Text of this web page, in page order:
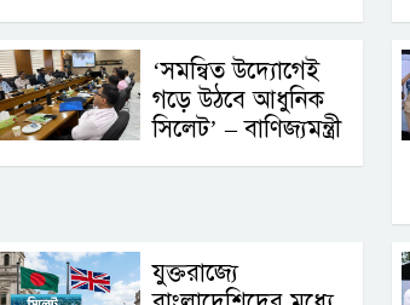
‘সমন্বিত উদ্যোগেই
গড়ে উঠবে আধুনিক
সিলেট’ – বাণিজ্যমন্ত্রী
যুক্তরাজ্যে